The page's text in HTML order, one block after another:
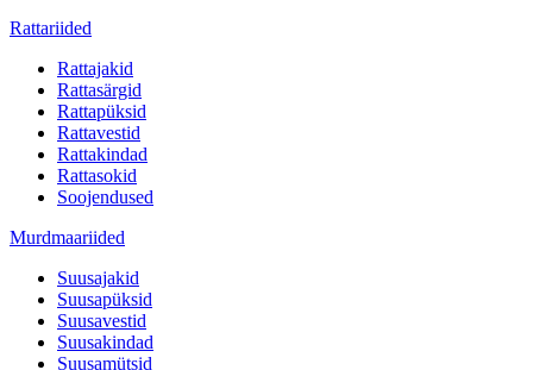
Rattariided
Rattajakid
Rattasärgid
Rattapüksid
Rattavestid
Rattakindad
Rattasokid
Soojendused
Murdmaariided
Suusajakid
Suusapüksid
Suusavestid
Suusakindad
Suusamütsid